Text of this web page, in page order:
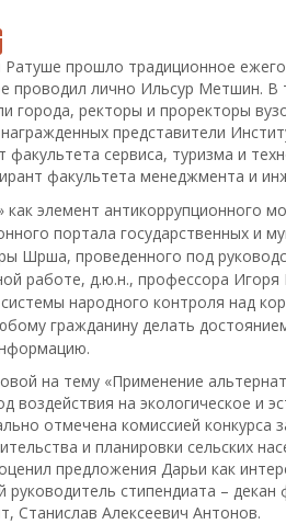
Ратуше прошло традиционное
проводил лично Ильсур Метшин.
города, ректоры и проректоры
представители
факультета сервиса, туризма и
факультета менеджмента и
как элемент антикоррупционного
портала государственных и
Шрша, проведенного под
работе, д.ю.н., профессора Игоря
народного контроля над
гражданину делать
на тему «Применение
воздействия на экологическое и
отмечена комиссией конкурса
и планировки сельских
предложения Дарьи как
руководитель стипендиата –
Станислав Алексеевич Антонов.